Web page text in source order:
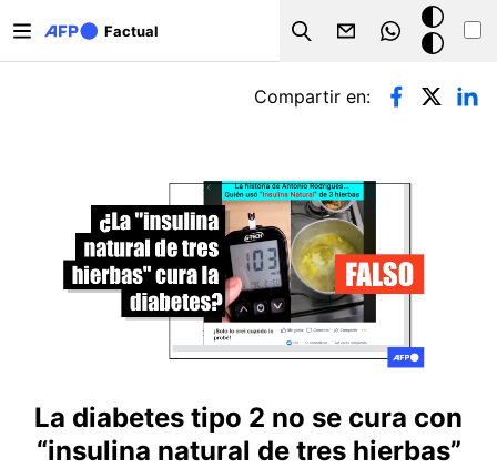
Factual
Search
Modo
oscuro
Solapas principales
Compartir en:
La diabetes tipo 2 no se cura con
“insulina natural de tres hierbas”